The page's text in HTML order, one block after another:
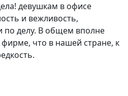
девушкам в офисе
и вежливость,
по делу. В общем вполне
что в нашей стране, к